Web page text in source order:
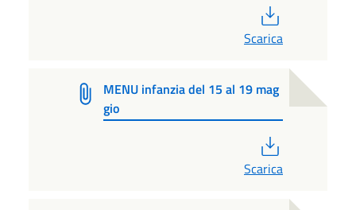
Scarica
MENU infanzia del 15 al 19 mag
gio
Scarica